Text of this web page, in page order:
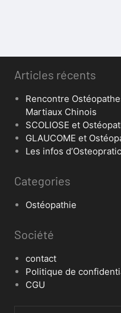
Articles récents
Rencontre
Martiaux Chinois
SCOLIOSE et
GLAUCOME et
Les infos d’Osteopratic
Categories
Ostéopathie
Société
contact
Politique de
CGU